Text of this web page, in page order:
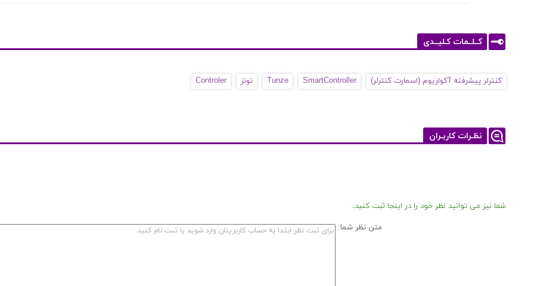
کــلــمات کـلیــدی
کنترلر پیشرفته آکواریوم (اسمارت کنترلر) SmartController
Tunze تونز Controler
نظـرات کاربـران
شما نیز می توانید نظر خود را در اینجا ثبت کنید.
متن نظر شما: